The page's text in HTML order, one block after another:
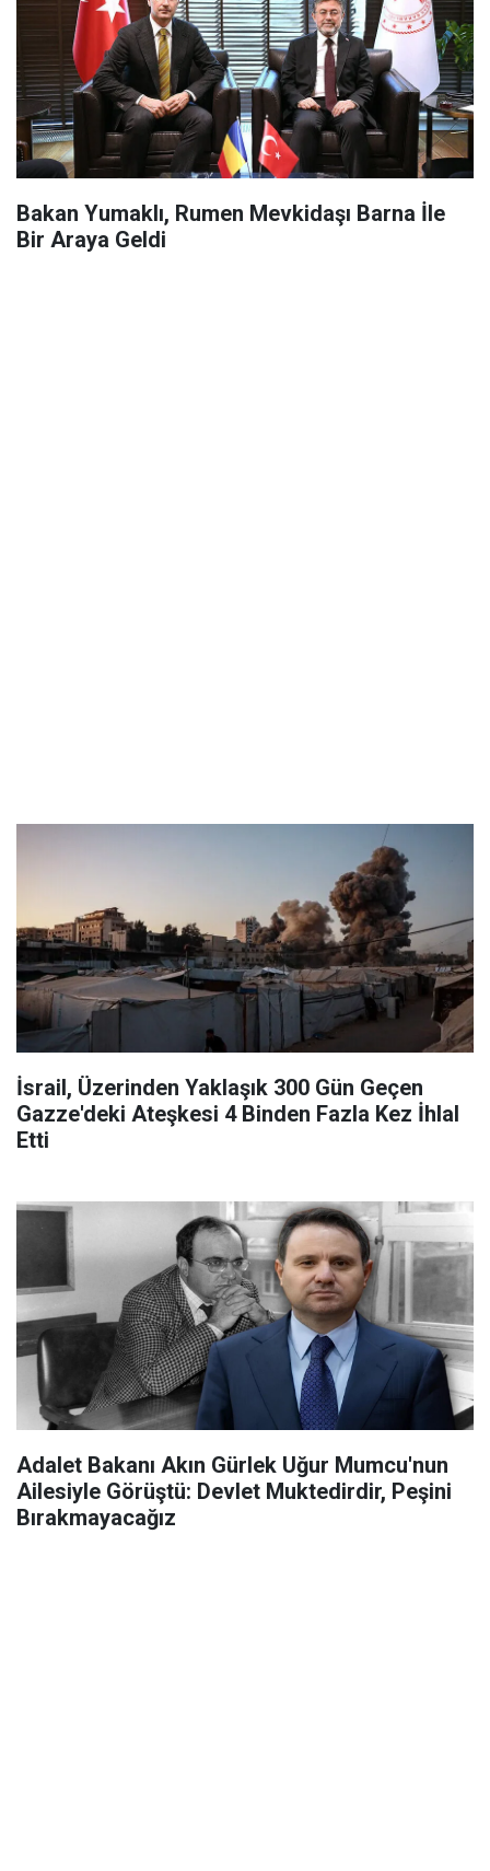
Bakan Yumaklı, Rumen Mevkidaşı Barna İle
Bir Araya Geldi
İsrail, Üzerinden Yaklaşık 300 Gün Geçen
Gazze'deki Ateşkesi 4 Binden Fazla Kez İhlal
Etti
Adalet Bakanı Akın Gürlek Uğur Mumcu'nun
Ailesiyle Görüştü: Devlet Muktedirdir, Peşini
Bırakmayacağız